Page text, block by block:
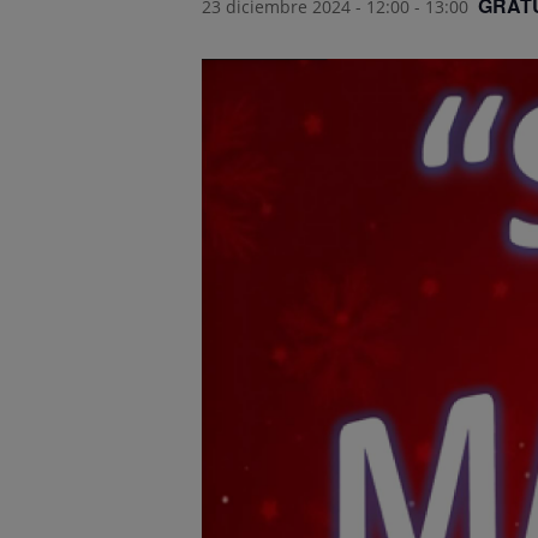
23 diciembre 2024 - 12:00 - 13:00